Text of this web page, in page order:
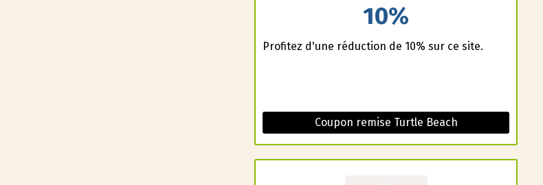
10%
Profitez d'une réduction de 10% sur ce site.
Coupon remise Turtle Beach